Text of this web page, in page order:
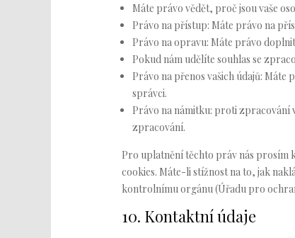
Máte právo vědět, proč jsou vaše
Právo na přístup: Máte právo na
Právo na opravu: Máte právo
Pokud nám udělíte souhlas se
Právo na přenos vašich údajů: Máte
správci.
Právo na námitku: proti zpracování
zpracování.
Pro uplatnění těchto práv nás prosím
cookies. Máte-li stížnost na to, jak
kontrolnímu orgánu (Úřadu pro
10. Kontaktní údaje